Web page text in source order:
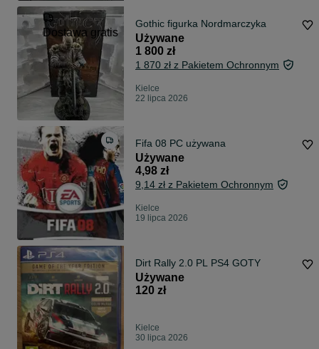
Dostawa gratis
Gothic figurka Nordmarczyka
Używane
1 800 zł
1 870 zł z Pakietem Ochronnym
Kielce
22 lipca 2026
Fifa 08 PC używana
Używane
4,98 zł
9,14 zł z Pakietem Ochronnym
Kielce
19 lipca 2026
Dirt Rally 2.0 PL PS4 GOTY
Używane
120 zł
Kielce
30 lipca 2026